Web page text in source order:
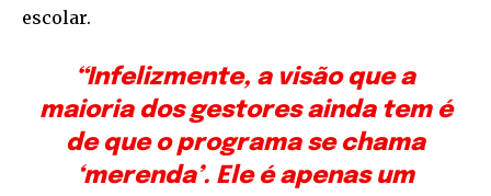
escolar.
“Infelizmente, a visão que a
maioria dos gestores ainda tem é
de que o programa se chama
‘merenda’. Ele é apenas um